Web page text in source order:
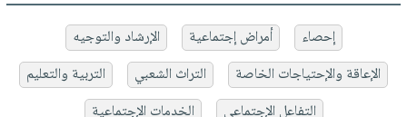
إحصاء أمراض إجتماعية
الإرشاد والتوجيه
الإعاقة والإحتياجات الخاصة
التراث الشعبي
التربية والتعليم
التفاعل الإجتماعي
الخدمات الإجتماعية